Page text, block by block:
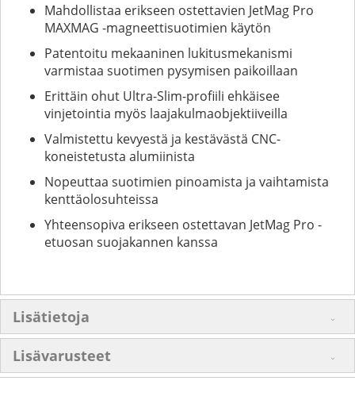
Mahdollistaa erikseen ostettavien JetMag Pro
MAXMAG -magneettisuotimien käytön
Patentoitu mekaaninen lukitusmekanismi
varmistaa suotimen pysymisen paikoillaan
Erittäin ohut Ultra-Slim-profiili ehkäisee
vinjetointia myös laajakulmaobjektiiveilla
Valmistettu kevyestä ja kestävästä CNC-
koneistetusta alumiinista
Nopeuttaa suotimien pinoamista ja vaihtamista
kenttäolosuhteissa
Yhteensopiva erikseen ostettavan JetMag Pro -
etuosan suojakannen kanssa
Lisätietoja
Lisävarusteet